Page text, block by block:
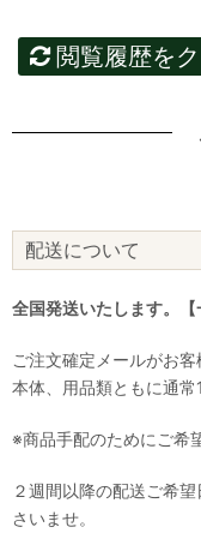
閲覧履歴を
配送について
全国発送いたします。【
ご注文確定メールがお
本体、用品類ともに通常
※商品手配のためにご希
２週間以降の配送ご希
さいませ。